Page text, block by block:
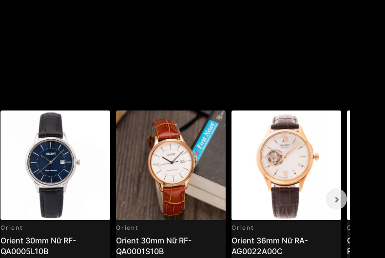
Orient
Orient 30mm Nữ RF-
QA0005L10B
Orient
Orient 30mm Nữ RF-
QA0001S10B
Orient
Orient 36mm Nữ RA-
AG0022A00C
Orient
Orient